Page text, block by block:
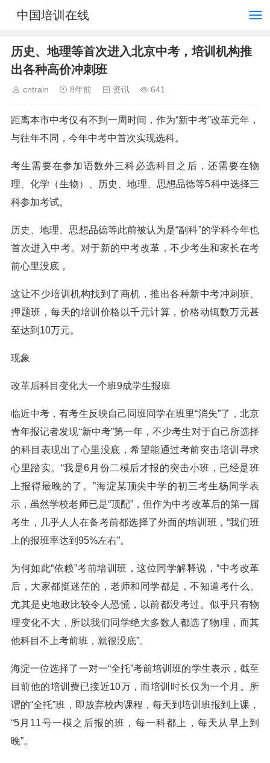
中国培训在线
历史、地理等首次进入北京中考，培训机构推
出各种高价冲刺班
cntrain 8年前 资讯 641
距离本市中考仅有不到一周时间，作为“新中考”改革元年，
与往年不同，今年中考中首次实现选科。
考生需要在参加语数外三科必选科目之后，还需要在物
理、化学（生物）、历史、地理、思想品德等5科中选择三
科参加考试。
历史、地理、思想品德等此前被认为是“副科”的学科今年也
首次进入中考。对于新的中考改革，不少考生和家长在考
前心里没底，
这让不少培训机构找到了商机，推出各种新中考冲刺班、
押题班，每天的培训价格以千元计算，价格动辄数万元甚
至达到10万元。
现象
改革后科目变化大一个班9成学生报班
临近中考，有考生反映自己同班同学在班里“消失”了，北京
青年报记者发现“新中考”第一年，不少考生对于自己所选择
的科目表现出了心里没底，希望能通过考前突击培训寻求
心里踏实。“我是6月份二模后才报的突击小班，已经是班
上报得最晚的了。”海淀某顶尖中学的初三考生杨同学表
示，虽然学校老师已是“顶配”，但作为中考改革后的第一届
考生，几乎人人在备考前都选择了外面的培训班，“我们班
上的报班率达到95%左右”。
为何如此“依赖”考前培训班，这位同学解释说，“中考改革
后，大家都挺迷茫的，老师和同学都是，不知道考什么。
尤其是史地政比较令人恐慌，以前都没考过。似乎只有物
理变化不大，所以我们同学绝大多数人都选了物理，而其
他科目不上考前班，就很没底”。
海淀一位选择了一对一“全托”考前培训班的学生表示，截至
目前他的培训费已接近10万，而培训时长仅为一个月。所
谓的“全托”班，即放弃校内课程，每天到培训班报到上课，
“5月11号一模之后报的班，每一科都上，每天从早上到
晚”。